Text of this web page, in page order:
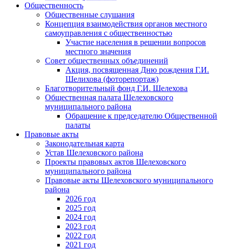
Общественность
Общественные слушания
Концепция взаимодействия органов местного
самоуправления с общественностью
Участие населения в решении вопросов
местного значения
Совет общественных объединений
Акция, посвященная Дню рождения Г.И.
Шелихова (фоторепортаж)
Благотворительный фонд Г.И. Шелехова
Общественная палата Шелеховского
муниципального района
Обращение к председателю Общественной
палаты
Правовые акты
Законодательная карта
Устав Шелеховского района
Проекты правовых актов Шелеховского
муниципального района
Правовые акты Шелеховского муниципального
района
2026 год
2025 год
2024 год
2023 год
2022 год
2021 год